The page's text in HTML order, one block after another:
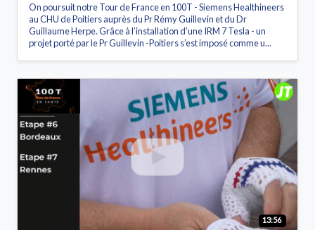
On poursuit notre Tour de France en 100T - Siemens Healthineers
au CHU de Poitiers auprès du Pr Rémy Guillevin et du Dr
Guillaume Herpe. Grâce à l’installation d’une IRM 7 Tesla - un
projet porté par le Pr Guillevin -Poitiers s’est imposé comme u...
13:56